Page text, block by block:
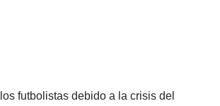
futbolistas debido a la crisis del